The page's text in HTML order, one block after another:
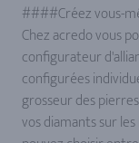
####Créez vous-
Chez acredo vous
configurateur
configurées
grosseur des
vos diamants sur